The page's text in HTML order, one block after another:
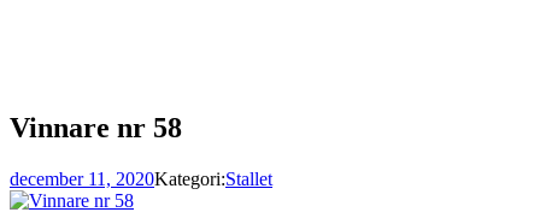
Vinnare nr 58
december 11, 2020Kategori:Stallet